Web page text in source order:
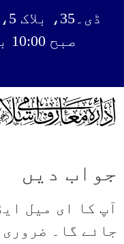
ڈی۔35، بلاک 5، ایف بی ایریا، کراچی
صبح 10:00 بجے تا رات 9:00 بجے
جواب دیں
آپ کا ای میل
جائے گا۔